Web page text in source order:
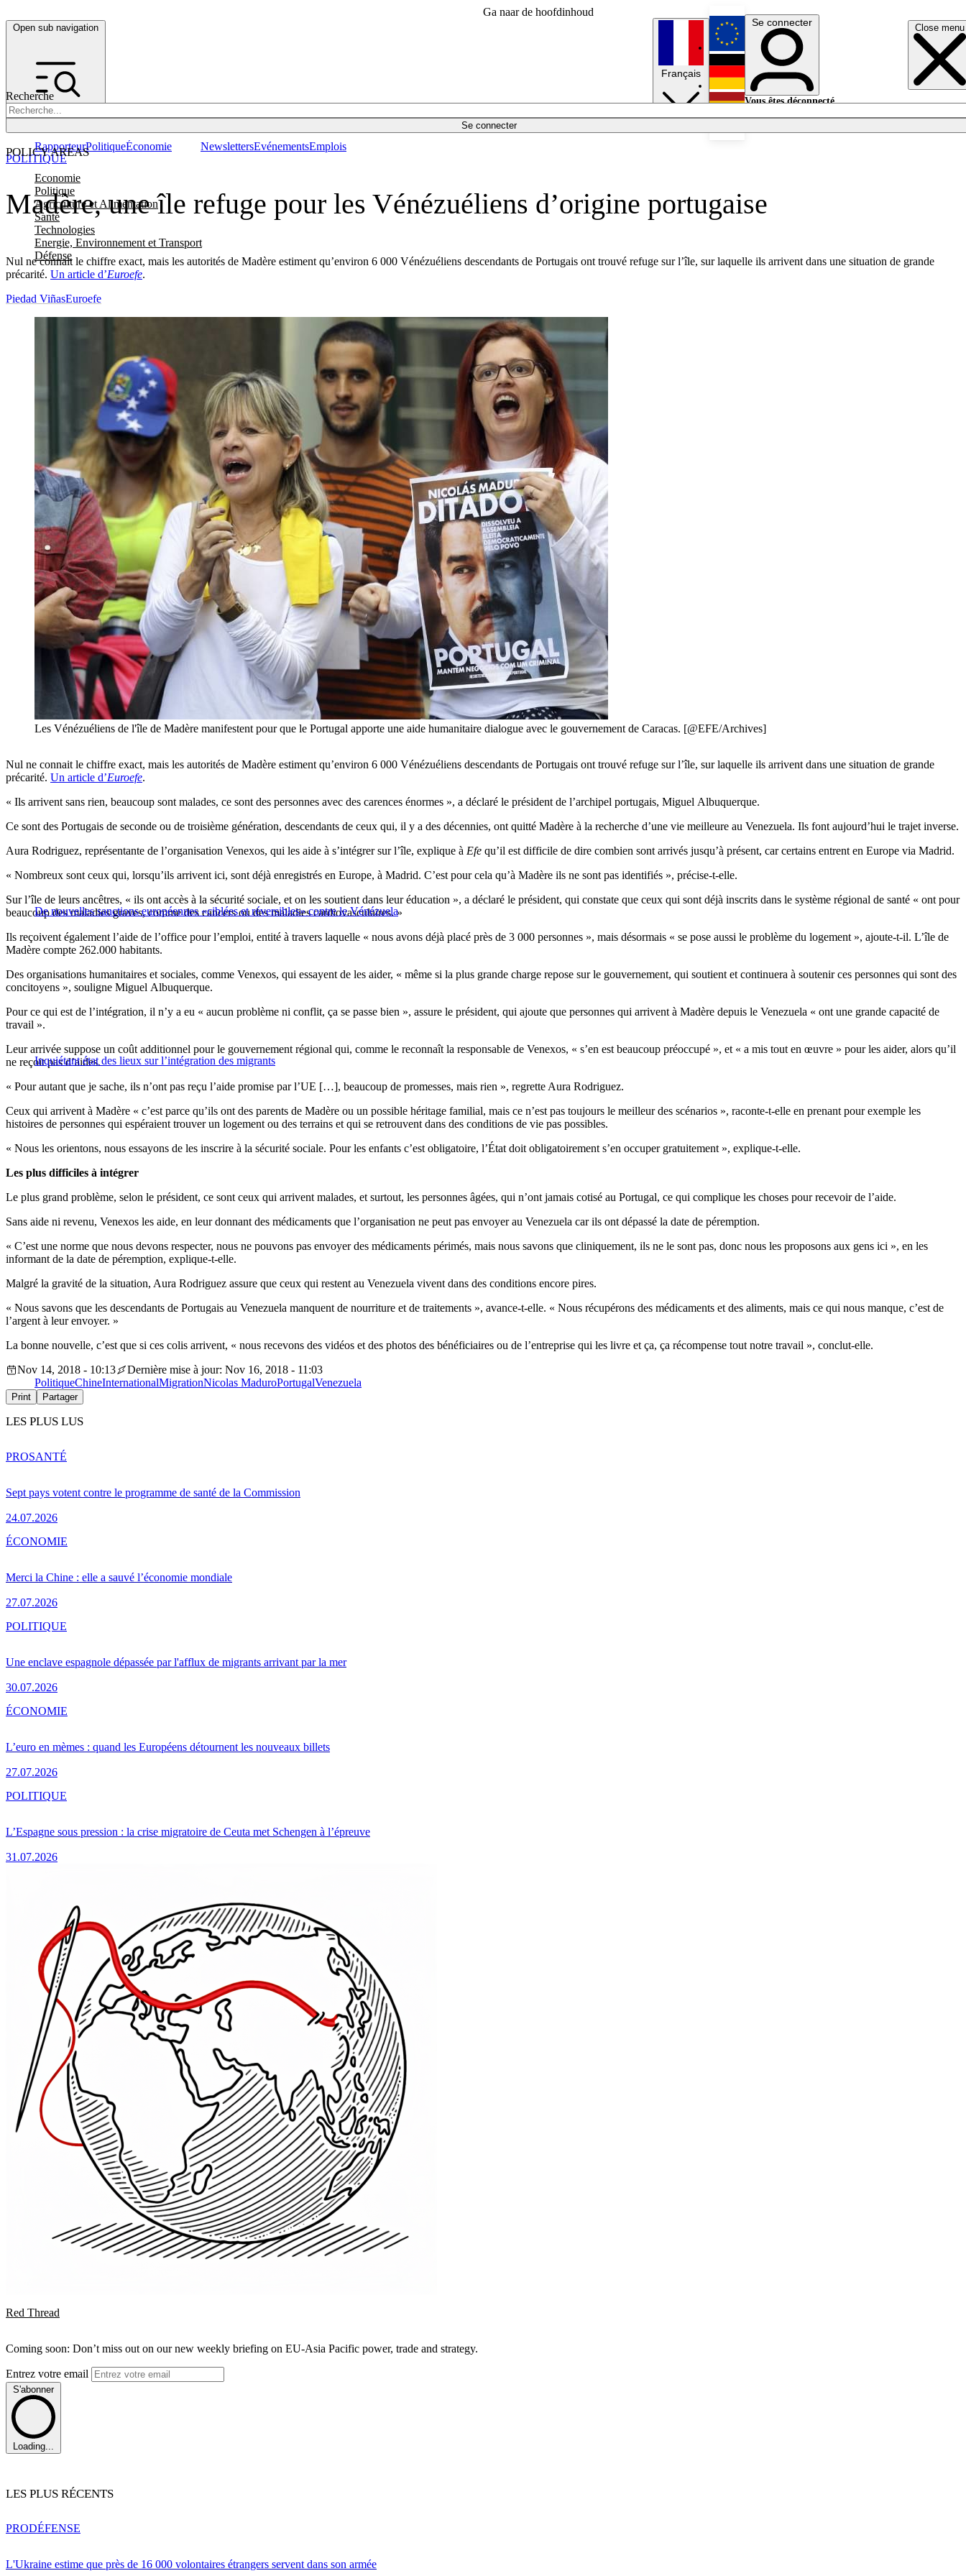
Ga naar de hoofdinhoud
Open sub navigation Close menu
Recherche
Se connecter
POLICY AREAS
Economie
Politique
Agriculture et Alimentation
Santé
Technologies
Energie, Environnement et Transport
Défense
RapporteurPolitiqueÉconomie NewslettersEvénementsEmplois
Français
English
Deutsch
Se connecter
Vous êtes déconnecté.
Madère, une île refuge pour les Vénézuéliens d’origine portugaise
Nul ne connait le chiffre exact, mais les autorités de Madère estiment qu’environ 6 000 Vénézuéliens descendants de Portugais ont trouvé refuge sur l’île, sur laquelle ils arrivent dans une situation de grande
précarité. Un article d’Euroefe.
POLITIQUE
Piedad ViñasEuroefe
Les Vénézuéliens de l'île de Madère manifestent pour que le Portugal apporte une aide humanitaire dialogue avec le gouvernement de Caracas. [@EFE/Archives]
Nul ne connait le chiffre exact, mais les autorités de Madère estiment qu’environ 6 000 Vénézuéliens descendants de Portugais ont trouvé refuge sur l’île, sur laquelle ils arrivent dans une situation de grande
précarité. Un article d’Euroefe.
« Ils arrivent sans rien, beaucoup sont malades, ce sont des personnes avec des carences énormes », a déclaré le président de l’archipel portugais, Miguel Albuquerque.
Ce sont des Portugais de seconde ou de troisième génération, descendants de ceux qui, il y a des décennies, ont quitté Madère à la recherche d’une vie meilleure au Venezuela. Ils font aujourd’hui le trajet inverse.
Aura Rodriguez, représentante de l’organisation Venexos, qui les aide à s’intégrer sur l’île, explique à Efe qu’il est difficile de dire combien sont arrivés jusqu’à présent, car certains entrent en Europe via Madrid.
« Nombreux sont ceux qui, lorsqu’ils arrivent ici, sont déjà enregistrés en Europe, à Madrid. C’est pour cela qu’à Madère ils ne sont pas identifiés », précise-t-elle.
De nouvelles sanctions européennes «ciblées et réversibles» contre le Vénézuela
Sur l’île de leurs ancêtres, « ils ont accès à la sécurité sociale, et on les soutient dans leur éducation », a déclaré le président, qui constate que ceux qui sont déjà inscrits dans le système régional de santé « ont pour
beaucoup des maladies graves, comme des cancers ou des maladies cardiovasculaires. »
Ils reçoivent également l’aide de l’office pour l’emploi, entité à travers laquelle « nous avons déjà placé près de 3 000 personnes », mais désormais « se pose aussi le problème du logement », ajoute-t-il. L’île de
Madère compte 262.000 habitants.
Des organisations humanitaires et sociales, comme Venexos, qui essayent de les aider, « même si la plus grande charge repose sur le gouvernement, qui soutient et continuera à soutenir ces personnes qui sont des
concitoyens », souligne Miguel Albuquerque.
Pour ce qui est de l’intégration, il n’y a eu « aucun problème ni conflit, ça se passe bien », assure le président, qui ajoute que personnes qui arrivent à Madère depuis le Venezuela « ont une grande capacité de
travail ».
Inquiétant état des lieux sur l’intégration des migrants
Leur arrivée suppose un coût additionnel pour le gouvernement régional qui, comme le reconnaît la responsable de Venexos, « s’en est beaucoup préoccupé », et « a mis tout en œuvre » pour les aider, alors qu’il
ne reçoit pas d’aides.
« Pour autant que je sache, ils n’ont pas reçu l’aide promise par l’UE […], beaucoup de promesses, mais rien », regrette Aura Rodriguez.
Ceux qui arrivent à Madère « c’est parce qu’ils ont des parents de Madère ou un possible héritage familial, mais ce n’est pas toujours le meilleur des scénarios », raconte-t-elle en prenant pour exemple les
histoires de personnes qui espéraient trouver un logement ou des terrains et qui se retrouvent dans des conditions de vie pas possibles.
« Nous les orientons, nous essayons de les inscrire à la sécurité sociale. Pour les enfants c’est obligatoire, l’État doit obligatoirement s’en occuper gratuitement », explique-t-elle.
Les plus difficiles à intégrer
Le plus grand problème, selon le président, ce sont ceux qui arrivent malades, et surtout, les personnes âgées, qui n’ont jamais cotisé au Portugal, ce qui complique les choses pour recevoir de l’aide.
Sans aide ni revenu, Venexos les aide, en leur donnant des médicaments que l’organisation ne peut pas envoyer au Venezuela car ils ont dépassé la date de péremption.
« C’est une norme que nous devons respecter, nous ne pouvons pas envoyer des médicaments périmés, mais nous savons que cliniquement, ils ne le sont pas, donc nous les proposons aux gens ici », en les
informant de la date de péremption, explique-t-elle.
Malgré la gravité de la situation, Aura Rodriguez assure que ceux qui restent au Venezuela vivent dans des conditions encore pires.
« Nous savons que les descendants de Portugais au Venezuela manquent de nourriture et de traitements », avance-t-elle. « Nous récupérons des médicaments et des aliments, mais ce qui nous manque, c’est de
l’argent à leur envoyer. »
La bonne nouvelle, c’est que si ces colis arrivent, « nous recevons des vidéos et des photos des bénéficiaires ou de l’entreprise qui les livre et ça, ça récompense tout notre travail », conclut-elle.
Nov 14, 2018 - 10:13
Dernière mise à jour: Nov 16, 2018 - 11:03
PolitiqueChineInternationalMigrationNicolas MaduroPortugalVenezuela
Print Partager
LES PLUS LUS
Sept pays votent contre le programme de santé de la Commission
24.07.2026
PROSANTÉ
Merci la Chine : elle a sauvé l’économie mondiale
27.07.2026
ÉCONOMIE
Une enclave espagnole dépassée par l'afflux de migrants arrivant par la mer
30.07.2026
POLITIQUE
L’euro en mèmes : quand les Européens détournent les nouveaux billets
27.07.2026
ÉCONOMIE
L’Espagne sous pression : la crise migratoire de Ceuta met Schengen à l’épreuve
31.07.2026
POLITIQUE
Red Thread
Coming soon: Don’t miss out on our new weekly briefing on EU-Asia Pacific power, trade and strategy.
Entrez votre email
S'abonner
Loading...
LES PLUS RÉCENTS
L'Ukraine estime que près de 16 000 volontaires étrangers servent dans son armée
PRODÉFENSE